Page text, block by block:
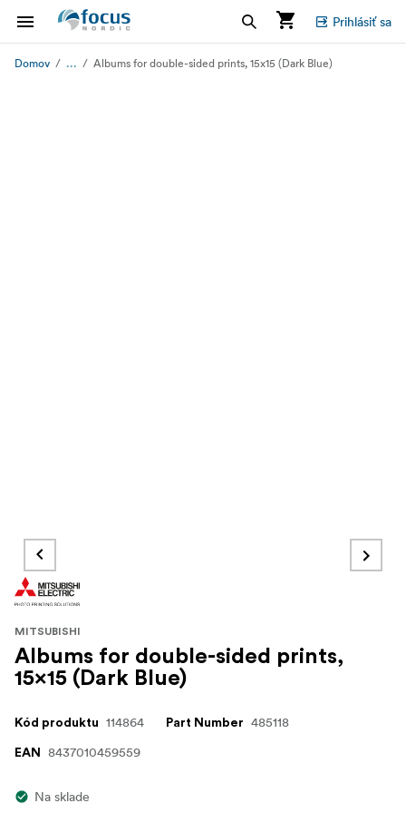
Prihlásiť sa
Domov ... Albums for double-sided prints, 15x15 (Dark Blue)
MITSUBISHI
Albums for double-sided prints,
15x15 (Dark Blue)
Kód produktu 114864 Part Number 485118
EAN 8437010459559
Na sklade